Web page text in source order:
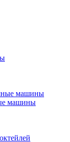
машины
машины